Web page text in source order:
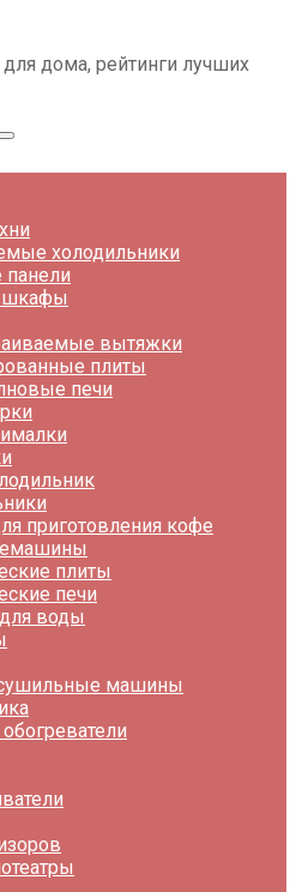
дома, рейтинги лучших
холодильники
панели
вытяжки
плиты
печи
приготовления кофе
плиты
печи
воды
машины